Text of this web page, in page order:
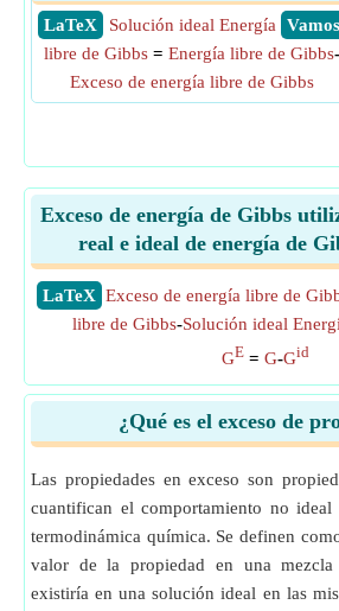
​ LaTeX
​ Vamos
Solución ideal Energía
libre de Gibbs = Energía libre de Gibbs-
Exceso de energía libre de Gibbs
Exceso de energía de Gibbs
real e ideal de energía de
​LaTeX Exceso de energía libre de
libre de Gibbs-Solución ideal
GE = G-Gid
¿Qué es el exceso de
Las propiedades en exceso son
cuantifican el comportamiento no ideal
termodinámica química. Se definen
valor de la propiedad en una
existiría en una solución ideal en las